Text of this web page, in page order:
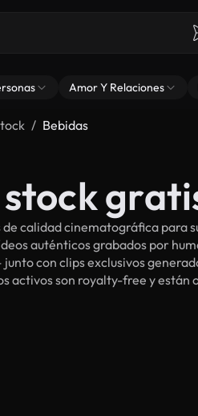
Amor Y Relaciones
Bebidas
calidad cinematográfica para
auténticos grabados por
con clips exclusivos
activos son royalty-free y